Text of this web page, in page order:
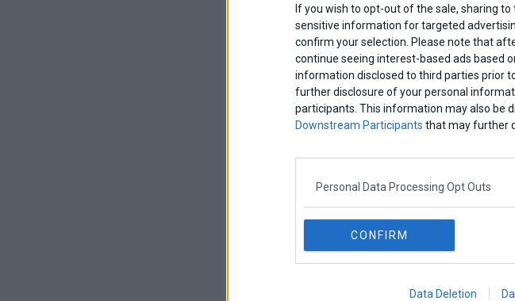
If you wish to opt-out of the sale, sharing
sensitive information for targeted
confirm your selection. Please note that
continue seeing interest-based ads based
information disclosed to third parties prior
further disclosure of your personal
participants. This information may also be
Downstream Participants that may further
Personal Data Processing Opt Outs
CONFIRM
Data Deletion